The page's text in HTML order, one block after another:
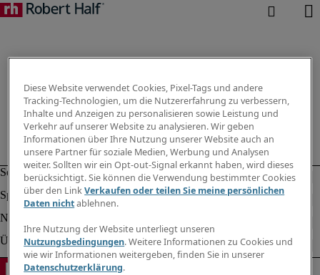
Diese Website verwendet Cookies, Pixel-Tags und andere
Tracking-Technologien, um die Nutzererfahrung zu verbessern,
Inhalte und Anzeigen zu personalisieren sowie Leistung und
Verkehr auf unserer Website zu analysieren. Wir geben
Informationen über Ihre Nutzung unserer Website auch an
unsere Partner für soziale Medien, Werbung und Analysen
weiter. Sollten wir ein Opt-out-Signal erkannt haben, wird dieses
berücksichtigt. Sie können die Verwendung bestimmter Cookies
über den LinkVerkaufen oder teilen Sie meine persönlichen
Daten nichtablehnen.
Ihre Nutzung der Website unterliegt unseren
Nutzungsbedingungen. Weitere Informationen zu Cookies und
wie wir Informationen weitergeben, finden Sie in unserer
Datenschutzerklärung.